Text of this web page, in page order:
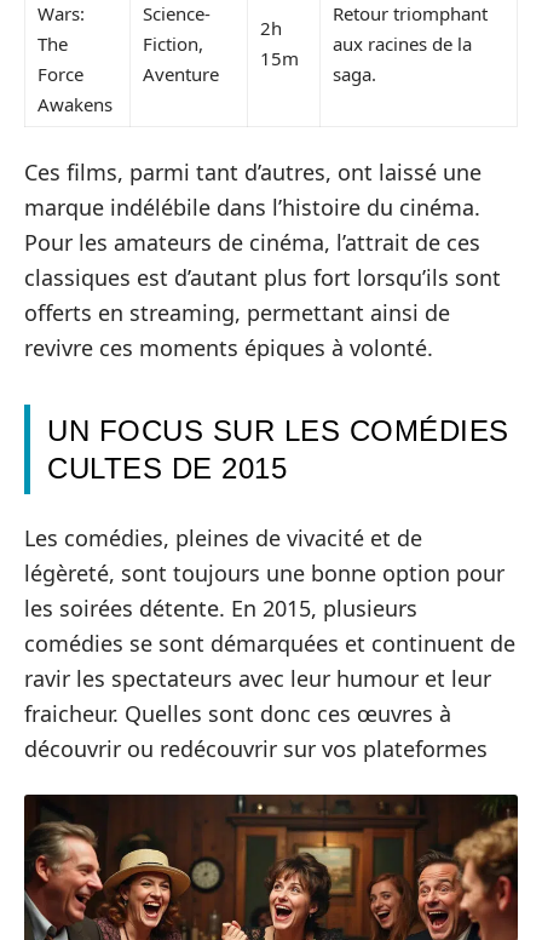
Wars:
The
Force
Awakens
Science-
Fiction,
Aventure
2h
15m
Retour triomphant
aux racines de la
saga.
Ces films, parmi tant d’autres, ont laissé une
marque indélébile dans l’histoire du cinéma.
Pour les amateurs de cinéma, l’attrait de ces
classiques est d’autant plus fort lorsqu’ils sont
offerts en streaming, permettant ainsi de
revivre ces moments épiques à volonté.
UN FOCUS SUR LES COMÉDIES
CULTES DE 2015
Les comédies, pleines de vivacité et de
légèreté, sont toujours une bonne option pour
les soirées détente. En 2015, plusieurs
comédies se sont démarquées et continuent de
ravir les spectateurs avec leur humour et leur
fraicheur. Quelles sont donc ces œuvres à
découvrir ou redécouvrir sur vos plateformes